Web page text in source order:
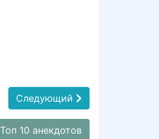
Следующий
Топ 10 анекдотов